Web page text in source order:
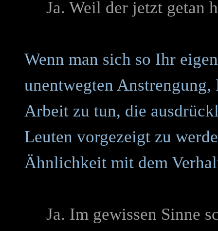
Ja. Weil der jetzt getan
Wenn man sich so Ihr
unentwegten
Arbeit zu tun, die
Leuten vorgezeigt zu
Ähnlichkeit mit dem
Ja. Im gewissen Sinne